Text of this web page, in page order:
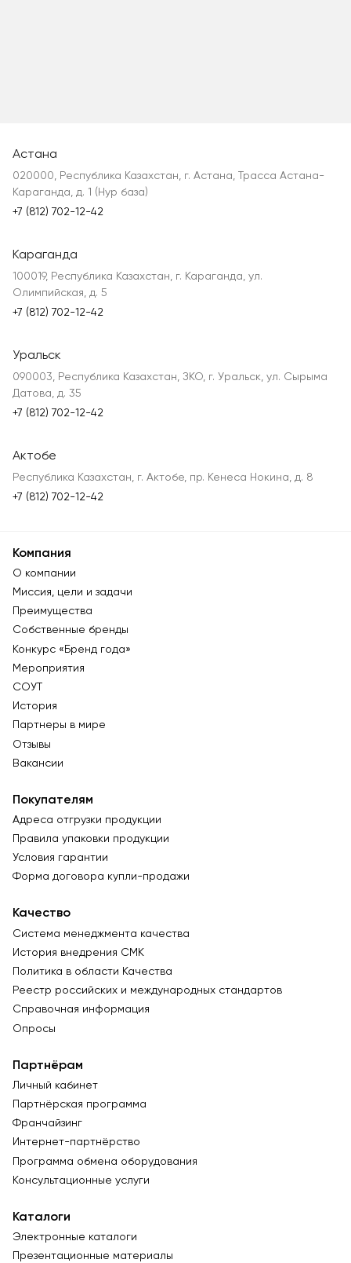
Астана
020000, Республика Казахстан, г. Астана, Трасса Астана-
Караганда, д. 1 (Нур база)
+7 (812) 702-12-42
Караганда
100019, Республика Казахстан, г. Караганда, ул.
Олимпийская, д. 5
+7 (812) 702-12-42
Уральск
090003, Республика Казахстан, ЗКО, г. Уральск, ул. Сырыма
Датова, д. 35
+7 (812) 702-12-42
Актобе
Республика Казахстан, г. Актобе, пр. Кенеса Нокина, д. 8
+7 (812) 702-12-42
Компания
О компании
Миссия, цели и задачи
Преимущества
Собственные бренды
Конкурс «Бренд года»
Мероприятия
СОУТ
История
Партнеры в мире
Отзывы
Вакансии
Покупателям
Адреса отгрузки продукции
Правила упаковки продукции
Условия гарантии
Форма договора купли-продажи
Качество
Система менеджмента качества
История внедрения СМК
Политика в области Качества
Реестр российских и международных стандартов
Справочная информация
Опросы
Партнёрам
Личный кабинет
Партнёрская программа
Франчайзинг
Интернет-партнёрство
Программа обмена оборудования
Консультационные услуги
Каталоги
Электронные каталоги
Презентационные материалы